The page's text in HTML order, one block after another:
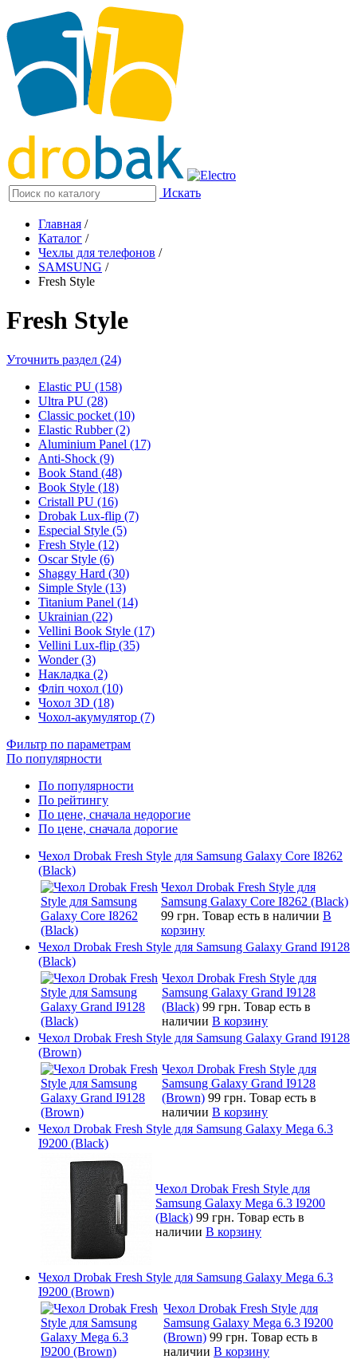
Искать
Главная /
Каталог /
Чехлы для телефонов /
SAMSUNG /
Fresh Style
Fresh Style
Уточнить раздел (24)
Elastic PU (158)
Ultra PU (28)
Classic pocket (10)
Elastic Rubber (2)
Aluminium Panel (17)
Anti-Shock (9)
Book Stand (48)
Book Style (18)
Cristall PU (16)
Drobak Lux-flip (7)
Especial Style (5)
Fresh Style (12)
Oscar Style (6)
Shaggy Hard (30)
Simple Style (13)
Titanium Panel (14)
Ukrainian (22)
Vellini Book Style (17)
Vellini Lux-flip (35)
Wonder (3)
Накладка (2)
Фліп чохол (10)
Чохол 3D (18)
Чохол-акумулятор (7)
Фильтр по параметрам
По популярности
По популярности
По рейтингу
По цене, сначала недорогие
По цене, сначала дорогие
Чехол Drobak Fresh Style для Samsung Galaxy Core I8262
(Black)
Чехол Drobak Fresh Style для
Samsung Galaxy Core I8262 (Black)
99 грн. Товар есть в наличии В
корзину
Чехол Drobak Fresh Style для Samsung Galaxy Grand I9128
(Black)
Чехол Drobak Fresh Style для
Samsung Galaxy Grand I9128
(Black) 99 грн. Товар есть в
наличии В корзину
Чехол Drobak Fresh Style для Samsung Galaxy Grand I9128
(Brown)
Чехол Drobak Fresh Style для
Samsung Galaxy Grand I9128
(Brown) 99 грн. Товар есть в
наличии В корзину
Чехол Drobak Fresh Style для Samsung Galaxy Mega 6.3
I9200 (Black)
Чехол Drobak Fresh Style для
Samsung Galaxy Mega 6.3 I9200
(Black) 99 грн. Товар есть в
наличии В корзину
Чехол Drobak Fresh Style для Samsung Galaxy Mega 6.3
I9200 (Brown)
Чехол Drobak Fresh Style для
Samsung Galaxy Mega 6.3 I9200
(Brown) 99 грн. Товар есть в
наличии В корзину